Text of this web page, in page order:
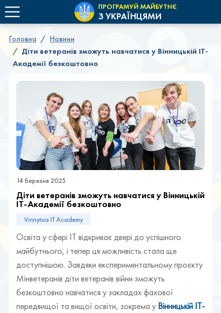
ПРОГРАМУЙ МАЙБУТНЄ
З УКРАЇНЦЯМИ
Головна
Новини
Діти ветеранів зможуть навчатися у Вінницькій ІТ-
Академії безкоштовно
14 березня 2025
Діти ветеранів зможуть навчатися у Вінницькій
ІТ-Академії безкоштовно
Vinnytsia IT Academy
Освіта у сфері ІТ відкриває двері до успішного
майбутнього, і тепер ця можливість стала ще
доступнішою. Завдяки експериментальному проєкту
Мінветеранів діти ветеранів війни зможуть
безкоштовно навчатися у закладах фахової
передвищої та вищої освіти, зокрема у Вінницькій ІТ-